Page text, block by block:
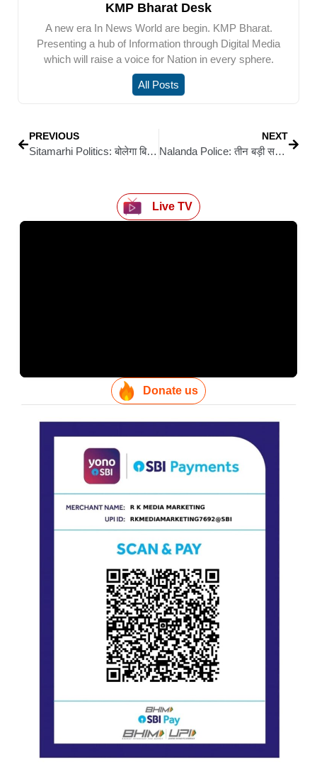
KMP Bharat Desk
A new era In News World are begin. KMP Bharat.
Presenting a hub of Information through Digital Media
which will raise a voice for Nation in every sphere.
All Posts
PREVIOUS
Sitamarhi Politics: बोलेगा बिहार, बदलेगा सरकार: वोटर अधिकार यात्रा को लेकर अमित टुन्ना का सीतामढ़ी में बड़ा बयान
NEXT
Nalanda Police: तीन बड़ी सफलताएं – गोलीकांड का आरोपी गिरफ्तार, हथियारों का जखीरा बरामद, लूट का मास्टरमाइंड पकड़ा गया
Live TV
Donate us